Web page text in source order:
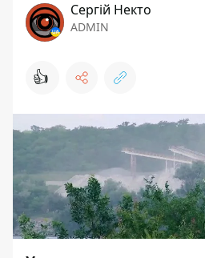
Сергій Некто
ADMIN
👍